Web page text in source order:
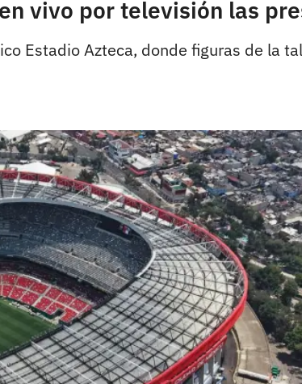
vivo por televisión las
Estadio Azteca, donde figuras de la